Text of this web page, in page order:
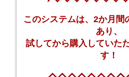
このシステムは、2か月間
あり、
試してから購入していた
す！